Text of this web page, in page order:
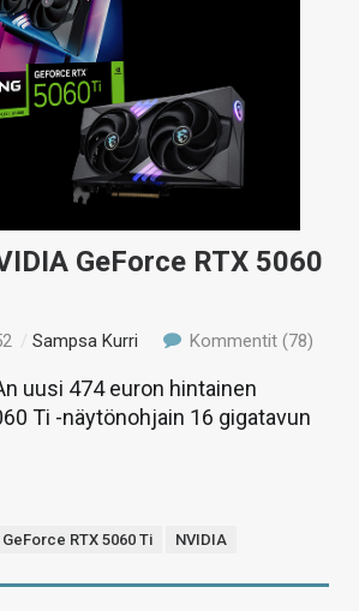
GeForce RTX 5060
/Sampsa Kurri Kommentit (78)
uusi 474 euron hintainen
Ti -näytönohjain 16 gigatavun
GeForce RTX 5060 Ti NVIDIA